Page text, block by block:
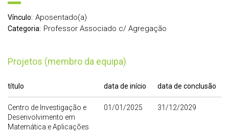
Vínculo: Aposentado(a)
Categoria: Professor Associado c/ Agregação
Projetos (membro da equipa)
título data de início data de conclusão
Centro de Investigação e
Desenvolvimento em
Matemática e Aplicações
01/01/2025 31/12/2029